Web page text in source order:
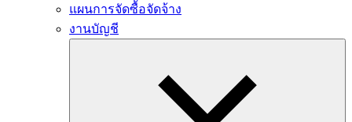
แผนการจัดซื้อจัดจ้าง
งานบัญชี